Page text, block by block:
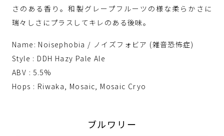
さのある香り。和製グレープフルーツの様な柔らかさに
瑞々しさにプラスしてキレのある後味。
Name: Noisephobia / ノイズフォビア (雑音恐怖症)
Style : DDH Hazy Pale Ale
ABV : 5.5%
Hops : Riwaka, Mosaic, Mosaic Cryo
ブルワリー